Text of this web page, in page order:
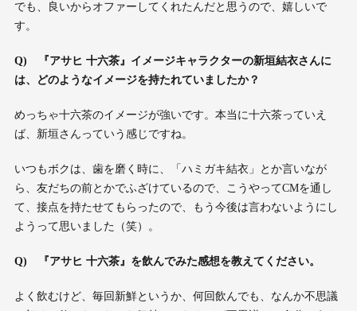
でも、良いからオファーしてくれたんだと思うので、嬉しいで
す。
Q) 『アサヒ 十六茶』 イメージキャラクターの新垣結衣さんに
は、どのようなイメージを持たれていましたか？
めっちゃ十六茶のイメージが強いです。本当に十六茶っていえ
ば、新垣さんっていう感じですね。
いつもボクは、歯を磨く時に、「ハミガキ結衣」とか言いなが
ら、友だちの前とかでふざけているので、こうやってCMを通し
て、接点を持たせてもらったので、もう今後は言わないようにし
ようって思いました（笑）。
Q) 『アサヒ 十六茶』 を飲んでみた感想を教えてください。
よく飲むけど、毎回新鮮というか、何回飲んでも、なんか不思議